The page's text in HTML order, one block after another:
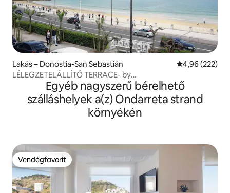
Lakás – Donostia-San Sebastián Átlagos
4,96 (222)
LÉLEGZETELÁLLÍTÓ TERRACE- by
SanSebastianApartments.es
Egyéb nagyszerű bérelhető
szálláshelyek a(z) Ondarreta strand
környékén
Vendégfavorit
Vendégfavorit